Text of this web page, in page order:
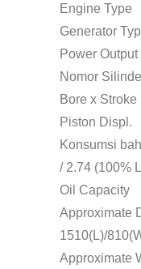
Engine
Generator
Power
Nomor
Bore x
Piston
Konsumsi
/ 2.74 (100%
Oil
Approximate
1510(L)/